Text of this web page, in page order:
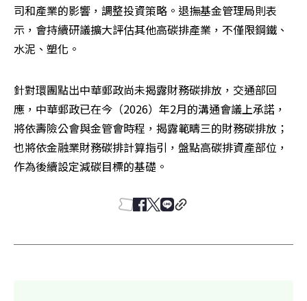
司和產業的影響，調整投資策略。退撫基金管理局則表
示，會持續研議擴大評估其他高碳排產業，不僅限鋼鐵、
水泥、塑化。
針對環團點出中華郵政尚未揭露財務碳排放，交通部回
應，中華郵政已在今（2026）年2月的溝通會議上承諾，
將依壽險公會與金管會時程，揭露範疇三的財務碳排放；
也將依金融業財務碳排計算指引，盤點高碳排資產部位，
作為後續設定減碳目標的基礎。